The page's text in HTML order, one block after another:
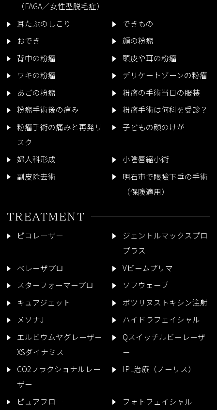
（FAGA／女性型脱毛症）
耳たぶのしこり
できもの
おでき
顔の粉瘤
背中の粉瘤
頭皮や耳の粉瘤
ワキの粉瘤
デリケートゾーンの粉瘤
あごの粉瘤
粉瘤の手術当日の服装
粉瘤手術後の痛み
粉瘤手術は何科を受診？
粉瘤手術の痛みと再発リ
スク
子どもの顔のけが
婦人科形成
小陰唇縮小術
副皮除去術
明石市で眼瞼下垂の手術
（保険適用）
TREATMENT
ピコレーザー
ジェントルマックスプロ
プラス
ベレーザプロ
Vビームプリマ
スターフォーマープロ
ソフウェーブ
キュアジェット
ボツリヌストキシン注射
メソナJ
ハイドラフェイシャル
エルビウムヤグレーザー
XSダイナミス
Qスイッチルビーレーザ
ー
CO2フラクショナルレー
ザー
IPL治療（ノーリス）
ピュアフロー フォトフェイシャル